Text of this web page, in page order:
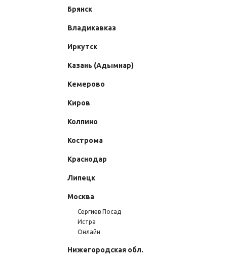
Казань (Адымнар)
Кемерово
Киров
Колпино
Кострома
Краснодар
Иркутск
Брянск
Москва
Онлайн
Нижегородская обл.
Владикавказ
Липецк
Истра
Сергиев Посад